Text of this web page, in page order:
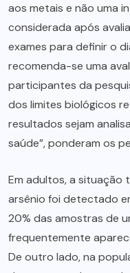
aos metais e não uma
considerada após
exames para definir o
recomenda-se uma
participantes da
dos limites biológicos
resultados sejam
saúde”, ponderam os
Em adultos, a situação
arsênio foi detectado
20% das amostras de
frequentemente
De outro lado, na